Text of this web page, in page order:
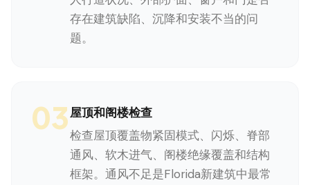
存在建筑缺陷、沉降和安装不当的问
题。
03屋顶和阁楼检查
检查屋顶覆盖物紧固模式、闪烁、脊部
通风、软木进气、阁楼绝缘覆盖和结构
框架。通风不足是Florida新建筑中最常